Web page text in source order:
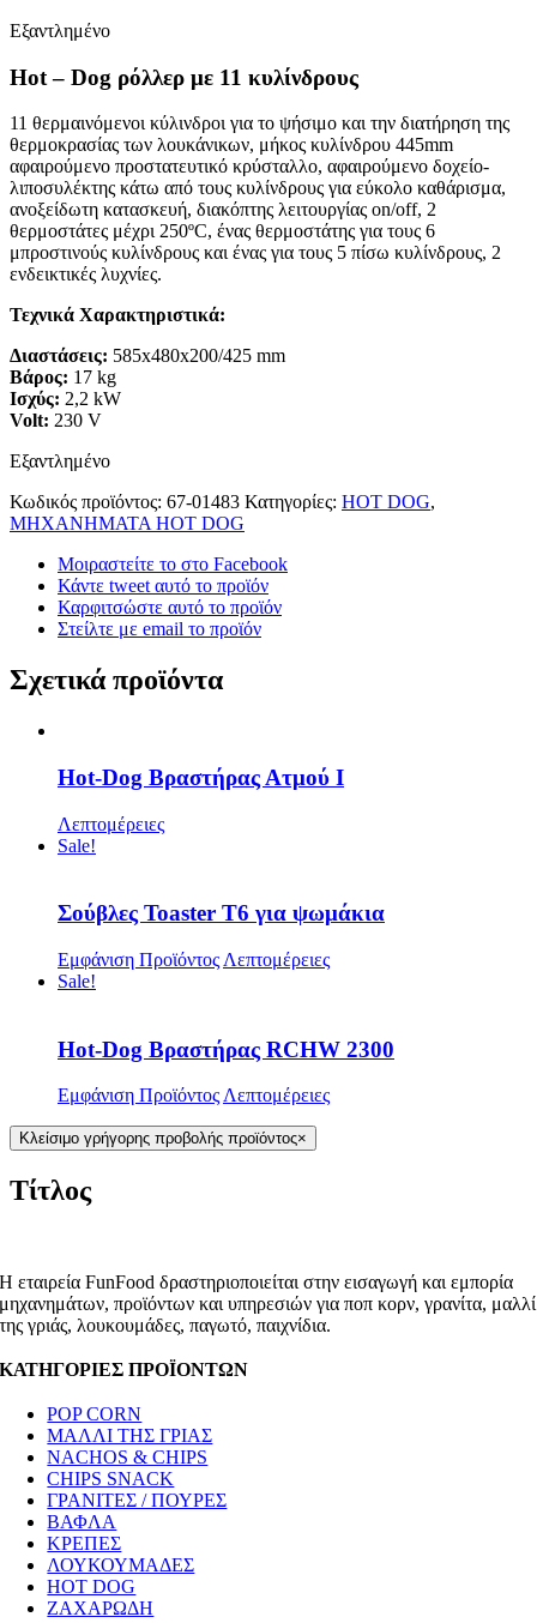
Εξαντλημένο
Hot – Dog ρόλλερ με 11 κυλίνδρους
11 θερμαινόμενοι κύλινδροι για το ψήσιμο και την διατήρηση της
θερμοκρασίας των λουκάνικων, μήκος κυλίνδρου 445mm
αφαιρούμενο προστατευτικό κρύσταλλο, αφαιρούμενο δοχείο-
λιποσυλέκτης κάτω από τους κυλίνδρους για εύκολο καθάρισμα,
ανοξείδωτη κατασκευή, διακόπτης λειτουργίας on/off, 2
θερμοστάτες μέχρι 250ºC, ένας θερμοστάτης για τους 6
μπροστινούς κυλίνδρους και ένας για τους 5 πίσω κυλίνδρους, 2
ενδεικτικές λυχνίες.
Τεχνικά Χαρακτηριστικά:
Διαστάσεις: 585x480x200/425 mm
Βάρος: 17 kg
Ισχύς: 2,2 kW
Volt: 230 V
Εξαντλημένο
Κωδικός προϊόντος: 67-01483 Κατηγορίες: HOT DOG,
ΜΗΧΑΝΗΜΑΤΑ HOT DOG
Μοιραστείτε το στο Facebook
Κάντε tweet αυτό το προϊόν
Καρφιτσώστε αυτό το προϊόν
Στείλτε με email το προϊόν
Σχετικά προϊόντα
Hot-Dog Βραστήρας Ατμού I
Λεπτομέρειες
Sale!
Σούβλες Toaster T6 για ψωμάκια
Εμφάνιση Προϊόντος Λεπτομέρειες
Sale!
Hot-Dog Βραστήρας RCHW 2300
Εμφάνιση Προϊόντος Λεπτομέρειες
Κλείσιμο γρήγορης προβολής προϊόντος×
Τίτλος
Η εταιρεία FunFood δραστηριοποιείται στην εισαγωγή και εμπορία
μηχανημάτων, προϊόντων και υπηρεσιών για ποπ κορν, γρανίτα, μαλλί
της γριάς, λουκουμάδες, παγωτό, παιχνίδια.
ΚΑΤΗΓΟΡΙΕΣ ΠΡΟΪΟΝΤΩΝ
POP CORN
ΜΑΛΛΙ ΤΗΣ ΓΡΙΑΣ
NACHOS & CHIPS
CHIPS SNACK
ΓΡΑΝΙΤΕΣ / ΠΟΥΡΕΣ
ΒΑΦΛΑ
ΚΡΕΠΕΣ
ΛΟΥΚΟΥΜΑΔΕΣ
HOT DOG
ΖΑΧΑΡΩΔΗ